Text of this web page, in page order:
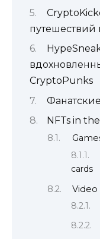
путешествий
CryptoPunks
NFTs in
cards
Video